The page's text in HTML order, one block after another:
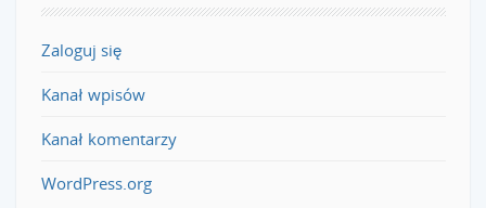
Zaloguj się
Kanał wpisów
Kanał komentarzy
WordPress.org